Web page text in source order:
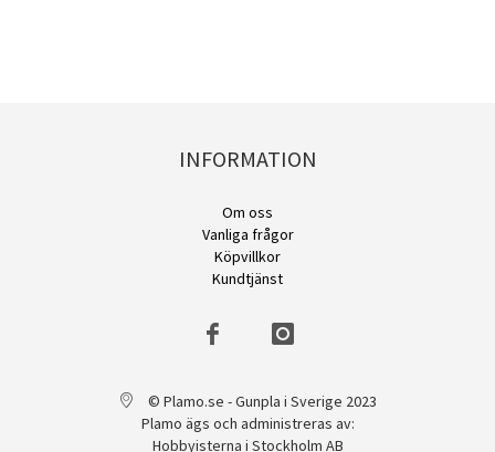
INFORMATION
Om oss
Vanliga frågor
Köpvillkor
Kundtjänst
© Plamo.se - Gunpla i Sverige 2023
Plamo ägs och administreras av:
Hobbyisterna i Stockholm AB